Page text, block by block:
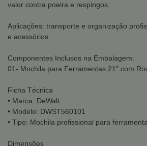
valor contra poeira e respingos.
Aplicações: transporte e organização
e acessórios.
Componentes Inclusos na Embalagem:
01- Mochila para Ferramentas 21" com
Ficha Técnica
• Marca: DeWalt
• Modelo: DWST560101
• Tipo: Mochila profissional para
Dimensões